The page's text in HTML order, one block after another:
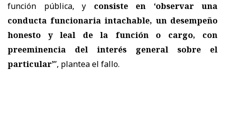
función pública, y consiste en ‘observar una
conducta funcionaria intachable, un desempeño
honesto y leal de la función o cargo, con
preeminencia del interés general sobre el
particular’”, plantea el fallo.